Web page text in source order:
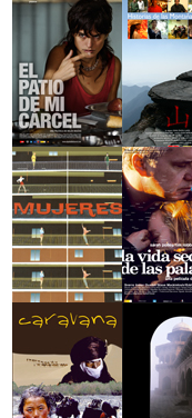
>El último verano de
la boyita
>La mujer
>El patio de mi
cárcel
>Historias
>Serie mujeres
>La vida
las